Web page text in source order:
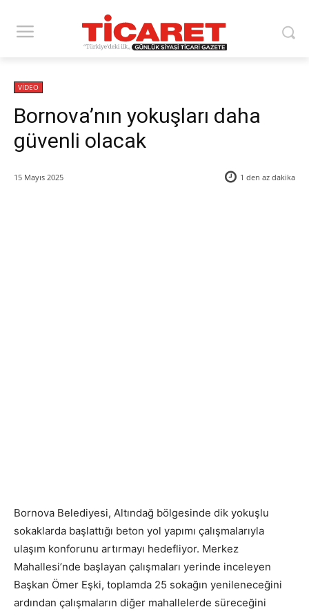
VİDEO
Bornova’nın yokuşları daha
güvenli olacak
15 Mayıs 2025 1 den az dakika
Bornova Belediyesi, Altındağ bölgesinde dik yokuşlu
sokaklarda başlattığı beton yol yapımı çalışmalarıyla
ulaşım konforunu artırmayı hedefliyor. Merkez
Mahallesi’nde başlayan çalışmaları yerinde inceleyen
Başkan Ömer Eşki, toplamda 25 sokağın yenileneceğini
ardından çalışmaların diğer mahallelerde süreceğini